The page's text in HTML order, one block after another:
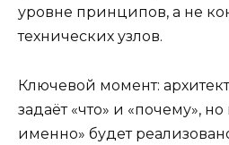
уровне принципов, а не
технических узлов.
Ключевой момент:
задаёт «что» и «почему»,
именно» будет